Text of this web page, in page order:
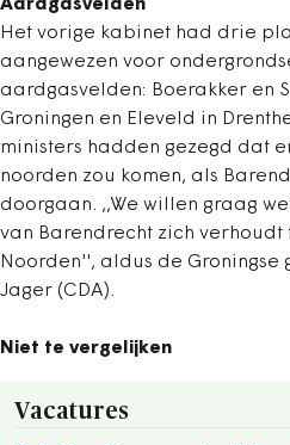
Aardgasvelden
Het vorige kabinet had drie
aangewezen voor
aardgasvelden: Boerakker en
Groningen en Eleveld in
ministers hadden gezegd dat
noorden zou komen, als
doorgaan. ,,We willen graag
van Barendrecht zich
Noorden'', aldus de
Jager (CDA).
Niet te vergelijken
Vacatures